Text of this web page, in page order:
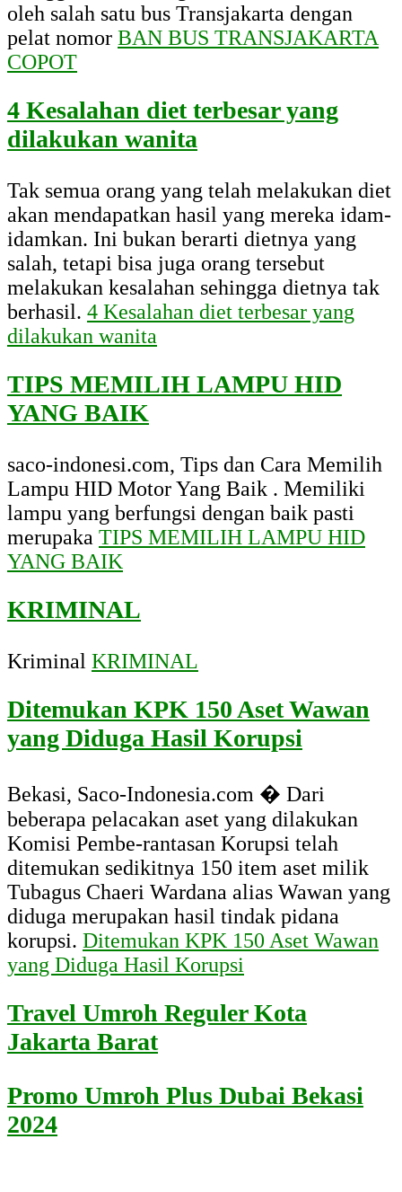
oleh salah satu bus Transjakarta dengan
pelat nomor BAN BUS TRANSJAKARTA
COPOT
4 Kesalahan diet terbesar yang
dilakukan wanita
Tak semua orang yang telah melakukan diet
akan mendapatkan hasil yang mereka idam-
idamkan. Ini bukan berarti dietnya yang
salah, tetapi bisa juga orang tersebut
melakukan kesalahan sehingga dietnya tak
berhasil. 4 Kesalahan diet terbesar yang
dilakukan wanita
TIPS MEMILIH LAMPU HID
YANG BAIK
saco-indonesi.com, Tips dan Cara Memilih
Lampu HID Motor Yang Baik . Memiliki
lampu yang berfungsi dengan baik pasti
merupaka TIPS MEMILIH LAMPU HID
YANG BAIK
KRIMINAL
Kriminal KRIMINAL
Ditemukan KPK 150 Aset Wawan
yang Diduga Hasil Korupsi
Bekasi, Saco-Indonesia.com � Dari
beberapa pelacakan aset yang dilakukan
Komisi Pembe-rantasan Korupsi telah
ditemukan sedikitnya 150 item aset milik
Tubagus Chaeri Wardana alias Wawan yang
diduga merupakan hasil tindak pidana
korupsi. Ditemukan KPK 150 Aset Wawan
yang Diduga Hasil Korupsi
Travel Umroh Reguler Kota
Jakarta Barat
Promo Umroh Plus Dubai Bekasi
2024